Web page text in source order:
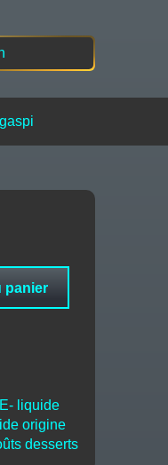
panier
E- liquide
origine
desserts